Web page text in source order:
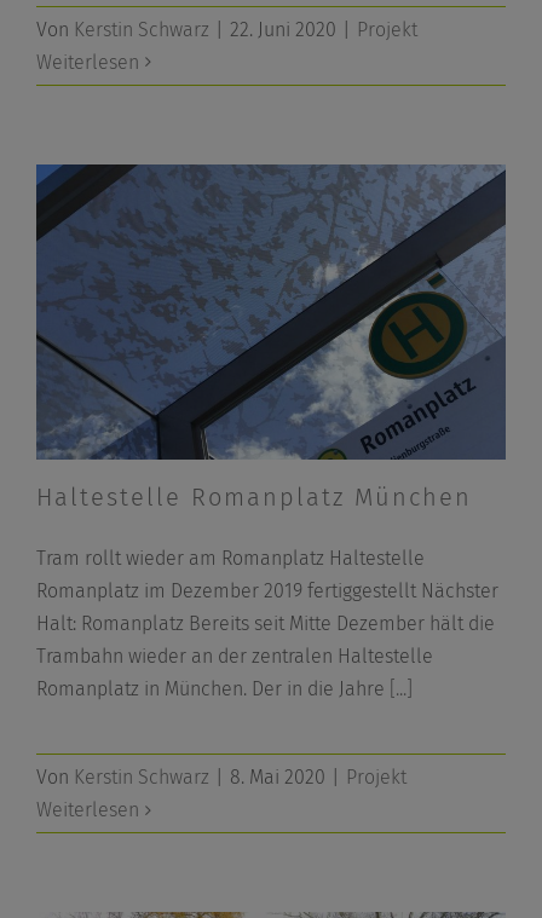
Von Kerstin Schwarz 22. Juni 2020
Projekt
Weiterlesen
Haltestelle Romanplatz München
Tram rollt wieder am Romanplatz Haltestelle
Romanplatz im Dezember 2019 fertiggestellt Nächster
Halt: Romanplatz Bereits seit Mitte Dezember hält die
Trambahn wieder an der zentralen Haltestelle
Romanplatz in München. Der in die Jahre [...]
Von Kerstin Schwarz 8. Mai 2020
Projekt
Weiterlesen